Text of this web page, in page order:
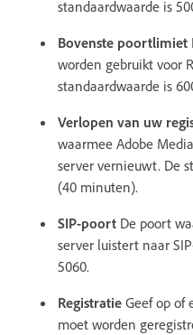
standaardwaarde is
Bovenste poortlimiet
worden gebruikt voor
standaardwaarde is
Verlopen van uw
waarmee Adobe
server vernieuwt. De
(40 minuten).
SIP-poort De poort
server luistert naar
5060.
Registratie Geef op of
moet worden